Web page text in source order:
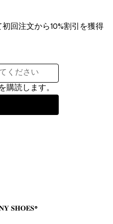
回注文から10%割引を獲得
購読します。
𝐒𝐇𝐎𝐄𝐒®